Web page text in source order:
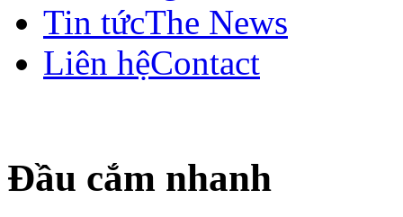
Tin tứcThe News
Liên hệContact
Đầu cắm nhanh